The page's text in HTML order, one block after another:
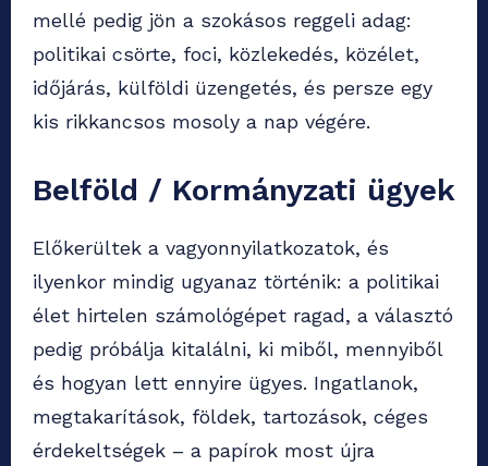
mellé pedig jön a szokásos reggeli adag:
politikai csörte, foci, közlekedés, közélet,
időjárás, külföldi üzengetés, és persze egy
kis rikkancsos mosoly a nap végére.
Belföld / Kormányzati ügyek
Előkerültek a vagyonnyilatkozatok, és
ilyenkor mindig ugyanaz történik: a politikai
élet hirtelen számológépet ragad, a választó
pedig próbálja kitalálni, ki miből, mennyiből
és hogyan lett ennyire ügyes. Ingatlanok,
megtakarítások, földek, tartozások, céges
érdekeltségek – a papírok most újra